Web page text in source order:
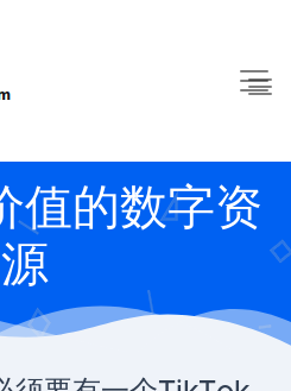
值的数字资
源